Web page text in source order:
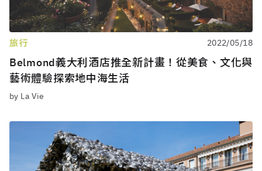
旅行 2022/05/18
Belmond義大利酒店推全新計畫！從美食、文化與
藝術體驗探索地中海生活
by La Vie